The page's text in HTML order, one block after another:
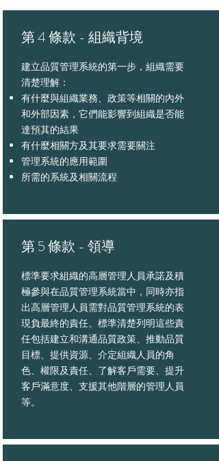
第 4 條款 - 組織背境
建立品質管理系統的第一步，組織需要
清楚理解：
有什麼與組織業務、政策等相關的內外
和外部因素，它們能影響到組織是否能
達預其的結果
有什麼相關方及其要求需要關注
管理系統的應用範圍
​所需的系統及相關流程
第 5 條款 - 領導
標準要求組織的高層管理人員承諾及積
極參與在品質管理系統當中，同時亦指
出高層管理人員需對品質管理系統的表
現負最終的責任。標準清楚列明這些責
任包括建立和溝通品質政策、推動品質
目標、提供資源、介定組織人員的角
色、權限及責任、了解客戶需要、提升
客戶滿意度、支援其他階層的管理人員
等。